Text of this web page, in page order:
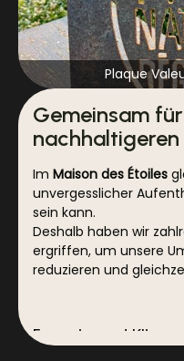
Plaque
Gemeinsam
Im Maison des Étoiles
unvergesslicher
sein kann.
Deshalb haben wir
ergriffen, um unsere
reduzieren und
Energie und Klima